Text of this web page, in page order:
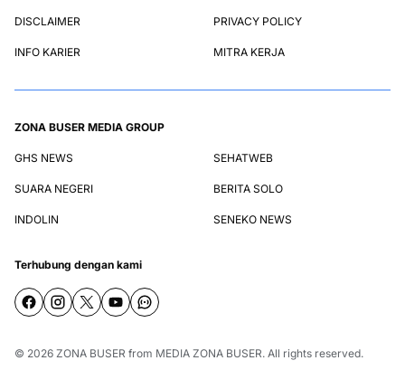
DISCLAIMER PRIVACY POLICY
INFO KARIER MITRA KERJA
ZONA BUSER MEDIA GROUP
GHS NEWS SEHATWEB
SUARA NEGERI BERITA SOLO
INDOLIN SENEKO NEWS
Terhubung dengan kami
© 2026 ZONA BUSER from MEDIA ZONA BUSER. All rights reserved.